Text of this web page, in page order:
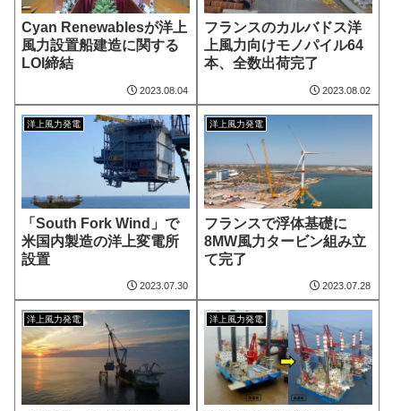
Cyan Renewablesが洋上
風力設置船建造に関する
LOI締結
2023.08.04
フランスのカルバドス洋
上風力向けモノパイル64
本、全数出荷完了
2023.08.02
洋上風力発電
「South Fork Wind」で
米国内製造の洋上変電所
設置
2023.07.30
洋上風力発電
フランスで浮体基礎に
8MW風力タービン組み立
て完了
2023.07.28
洋上風力発電 洋上風力発電